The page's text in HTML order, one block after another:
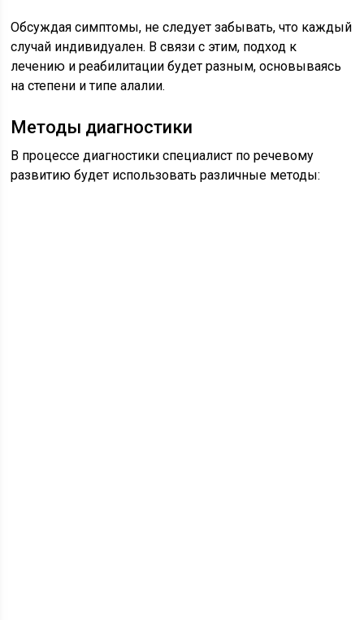
Обсуждая симптомы, не следует забывать, что каждый
случай индивидуален. В связи с этим, подход к
лечению и реабилитации будет разным, основываясь
на степени и типе алалии.
Методы диагностики
В процессе диагностики специалист по речевому
развитию будет использовать различные методы: